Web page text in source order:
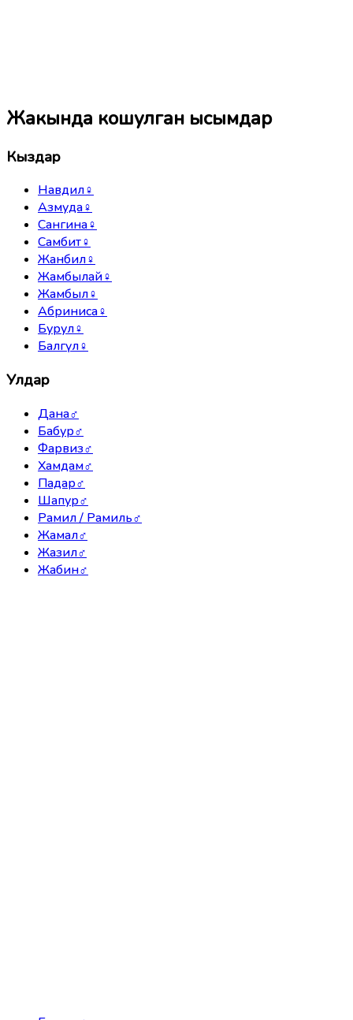
Жакында кошулган ысымдар
Кыздар
Навдил♀
Азмуда♀
Сангина♀
Самбит♀
Жанбил♀
Жамбылай♀
Жамбыл♀
Абриниса♀
Бурул♀
Балгүл♀
Улдар
Дана♂
Бабур♂
Фарвиз♂
Хамдам♂
Падар♂
Шапур♂
Рамил / Рамиль♂
Жамал♂
Жазил♂
Жабин♂